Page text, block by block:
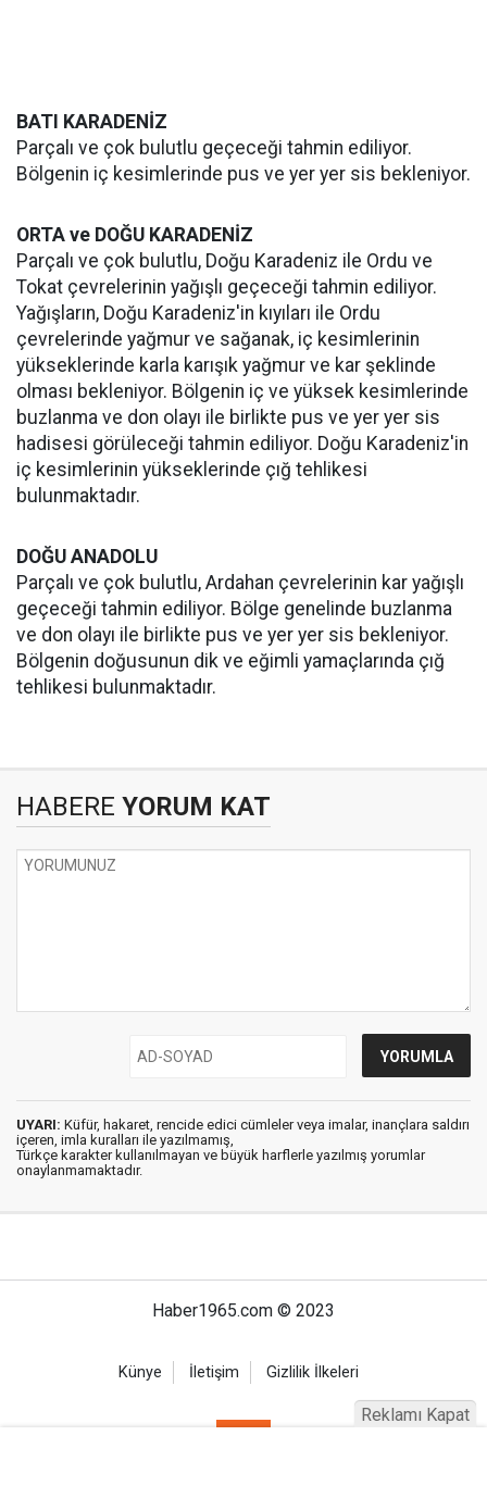
BATI KARADENİZ
Parçalı ve çok bulutlu geçeceği tahmin ediliyor.
Bölgenin iç kesimlerinde pus ve yer yer sis bekleniyor.
ORTA ve DOĞU KARADENİZ
Parçalı ve çok bulutlu, Doğu Karadeniz ile Ordu ve
Tokat çevrelerinin yağışlı geçeceği tahmin ediliyor.
Yağışların, Doğu Karadeniz'in kıyıları ile Ordu
çevrelerinde yağmur ve sağanak, iç kesimlerinin
yükseklerinde karla karışık yağmur ve kar şeklinde
olması bekleniyor. Bölgenin iç ve yüksek kesimlerinde
buzlanma ve don olayı ile birlikte pus ve yer yer sis
hadisesi görüleceği tahmin ediliyor. Doğu Karadeniz'in
iç kesimlerinin yükseklerinde çığ tehlikesi
bulunmaktadır.
DOĞU ANADOLU
Parçalı ve çok bulutlu, Ardahan çevrelerinin kar yağışlı
geçeceği tahmin ediliyor. Bölge genelinde buzlanma
ve don olayı ile birlikte pus ve yer yer sis bekleniyor.
Bölgenin doğusunun dik ve eğimli yamaçlarında çığ
tehlikesi bulunmaktadır.
HABERE YORUM KAT
UYARI: Küfür, hakaret, rencide edici cümleler veya imalar, inançlara saldırı
içeren, imla kuralları ile yazılmamış,
Türkçe karakter kullanılmayan ve büyük harflerle yazılmış yorumlar
onaylanmamaktadır.
Haber1965.com © 2023
Künye İletişim Gizlilik İlkeleri
Reklamı Kapat